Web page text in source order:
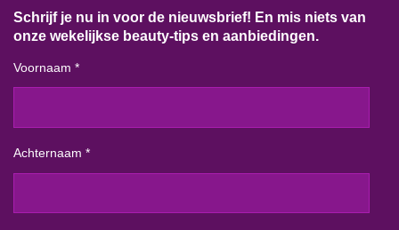
Schrijf je nu in voor de nieuwsbrief! En mis niets van
onze wekelijkse beauty-tips en aanbiedingen.
Voornaam *
Achternaam *